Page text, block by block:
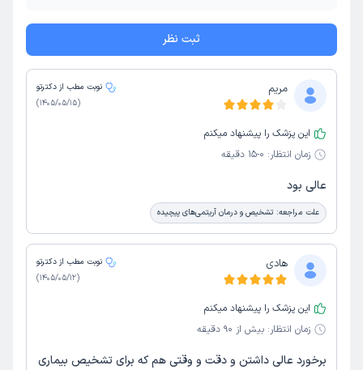
ثبت نظر
مریم
نوبت مطب از دکترتو
(
1405/05/15
)
این پزشک را پیشنهاد میکنم
زمان انتظار: 0-15 دقیقه
عالی بود
علت مراجعه: تشخیص و درمان آریتمی‌های پیچیده
هادی
نوبت مطب از دکترتو
(
1405/05/12
)
این پزشک را پیشنهاد میکنم
زمان انتظار: بیش از 90 دقیقه
برخورد عالی داشتن و دقت و وقتی هم که برای تشخیص بیماری